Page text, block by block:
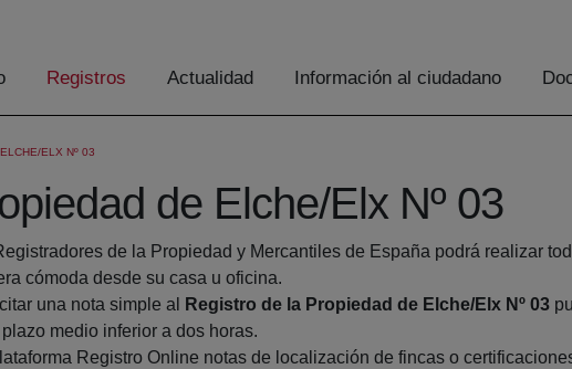
Registros Actualidad Información al ciudadano
ELCHE/ELX Nº 03
de Elche/Elx Nº 03
de la Propiedad y Mercantiles de España podrá realizar
cómoda desde su casa u oficina.
una nota simple al
Registro de la Propiedad de Elche/Elx Nº 03
medio inferior a dos horas.
Registro Online notas de localización de fincas o